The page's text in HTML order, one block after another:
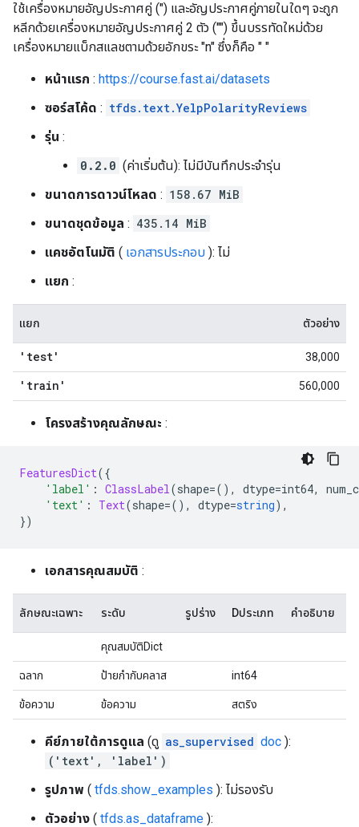
ใช้เครื่องหมายอัญประกาศคู่ (") และอัญประกาศคู่ภายในใดๆ จะถูก
หลีกด้วยเครื่องหมายอัญประกาศคู่ 2 ตัว ("") ขึ้นบรรทัดใหม่ด้วย
เครื่องหมายแบ็กสแลชตามด้วยอักขระ "n" ซึ่งก็คือ " "
หน้าแรก : https://course.fast.ai/datasets
ซอร์สโค้ด : tfds.text.YelpPolarityReviews
รุ่น :
0.2.0 (ค่าเริ่มต้น): ไม่มีบันทึกประจำรุ่น
ขนาดการดาวน์โหลด : 158.67 MiB
ขนาดชุดข้อมูล : 435.14 MiB
แคชอัตโนมัติ ( เอกสารประกอบ ): ไม่
แยก :
แยก ตัวอย่าง
'test' 38,000
'train' 560,000
โครงสร้างคุณลักษณะ :
FeaturesDict({
'label' : ClassLabel(shape=(), dtype=int64,
'text' : Text(shape=(), dtype=string),
})
เอกสารคุณสมบัติ :
ลักษณะเฉพาะ ระดับ รูปร่าง Dประเภท คำอธิบาย
คุณสมบัติDict
ฉลาก ป้ายกำกับคลาส int64
ข้อความ ข้อความ สตริง
คีย์ภายใต้การดูแล (ดู as_supervised doc ):
('text', 'label')
รูปภาพ ( tfds.show_examples ): ไม่รองรับ
ตัวอย่าง ( tfds.as_dataframe ):